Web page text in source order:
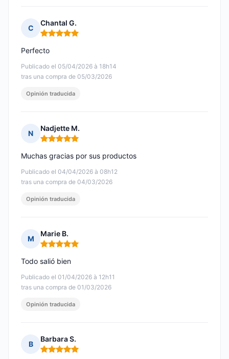
C
Chantal G.
Nota: 5 de 5
Publicado el 05/04/2026 à 18h14
tras una compra de 05/03/2026
Perfecto
Opinión traducida
N
Nadjette M.
Nota: 5 de 5
Publicado el 04/04/2026 à 08h12
tras una compra de 04/03/2026
Muchas gracias por sus productos
Opinión traducida
M
Marie B.
Nota: 5 de 5
Publicado el 01/04/2026 à 12h11
tras una compra de 01/03/2026
Todo salió bien
Opinión traducida
B
Barbara S.
Nota: 5 de 5